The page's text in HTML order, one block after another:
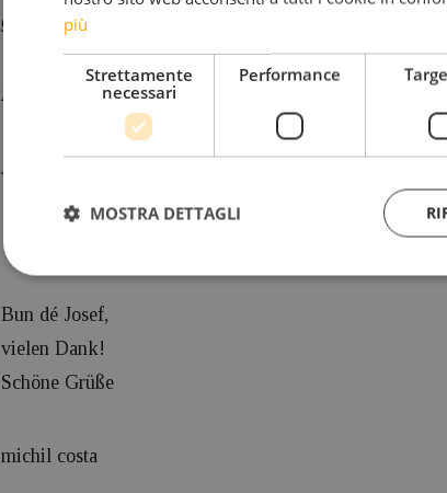
gebucht weil es bei euch so schön ist.
Liebe Grüße
Josef G.
Bun dé Josef,
vielen Dank!
Schöne Grüße
michil costa
più
Strettamente
necessari
Performance
MOSTRA DETTAGLI